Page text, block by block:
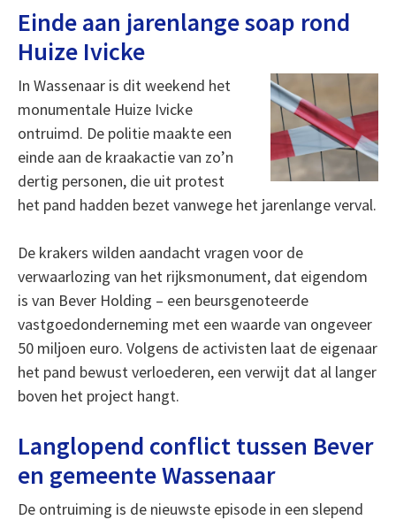
Einde aan jarenlange soap rond
Huize Ivicke
In Wassenaar is dit weekend het
monumentale Huize Ivicke
ontruimd. De politie maakte een
einde aan de kraakactie van zo’n
dertig personen, die uit protest
het pand hadden bezet vanwege het jarenlange verval.
De krakers wilden aandacht vragen voor de
verwaarlozing van het rijksmonument, dat eigendom
is van Bever Holding – een beursgenoteerde
vastgoedonderneming met een waarde van ongeveer
50 miljoen euro. Volgens de activisten laat de eigenaar
het pand bewust verloederen, een verwijt dat al langer
boven het project hangt.
Langlopend conflict tussen Bever
en gemeente Wassenaar
De ontruiming is de nieuwste episode in een slepend